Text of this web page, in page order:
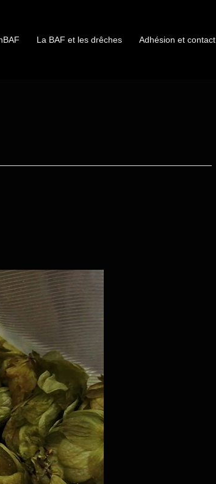
La BAF et les drêches Adhésion et contact